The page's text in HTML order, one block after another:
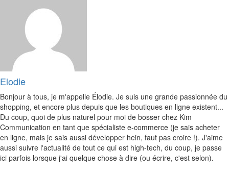
Elodie
Bonjour à tous, je m'appelle Élodie. Je suis une grande passionnée du
shopping, et encore plus depuis que les boutiques en ligne existent...
Du coup, quoi de plus naturel pour moi de bosser chez Kim
Communication en tant que spécialiste e-commerce (je sais acheter
en ligne, mais je sais aussi développer hein, faut pas croire !). J'aime
aussi suivre l'actualité de tout ce qui est high-tech, du coup, je passe
ici parfois lorsque j'ai quelque chose à dire (ou écrire, c'est selon).